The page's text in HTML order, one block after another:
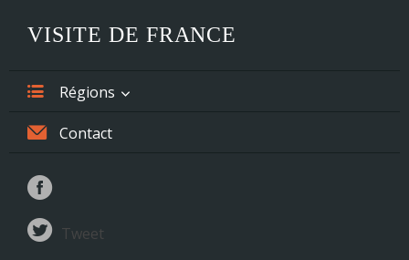
VISITE DE FRANCE
Régions
Alsace
Aquitaine
Basse-Normandie
Contact
Tweet